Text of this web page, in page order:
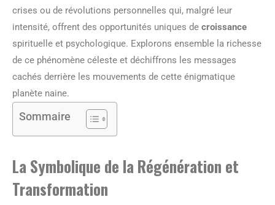
crises ou de révolutions personnelles qui, malgré leur
intensité, offrent des opportunités uniques de croissance
spirituelle et psychologique. Explorons ensemble la richesse
de ce phénomène céleste et déchiffrons les messages
cachés derrière les mouvements de cette énigmatique
planète naine.
Sommaire
La Symbolique de la Régénération et
Transformation